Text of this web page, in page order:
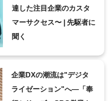
達した注目企業のカスタ
マーサクセス〜 | 先駆者に
聞く
企業DXの潮流は"デジタ
ライゼーション"へ―「奉